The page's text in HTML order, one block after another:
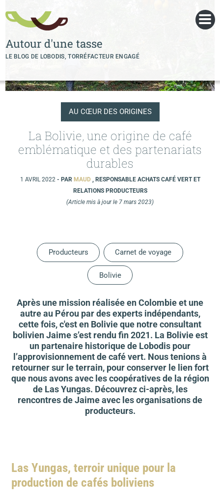
Autour d'une tasse
LE BLOG DE LOBODIS, TORRÉFACTEUR ENGAGÉ
AU CŒUR DES ORIGINES
La Bolivie, une origine de café
emblématique et des partenariats
durables
1 AVRIL 2022 - PAR MAUD , RESPONSABLE ACHATS CAFÉ VERT ET
RELATIONS PRODUCTEURS
(Article mis à jour le 7 mars 2023)
Producteurs Carnet de voyage
Bolivie
Après une mission réalisée en Colombie et une
autre au Pérou par des experts indépendants,
cette fois, c'est en Bolivie que notre consultant
bolivien Jaime s’est rendu fin 2021. La Bolivie est
un partenaire historique de Lobodis pour
l’approvisionnement de café vert. Nous tenions à
retourner sur le terrain, pour conserver le lien fort
que nous avons avec les coopératives de la région
de Las Yungas. Découvrez ci-après, les
rencontres de Jaime avec les organisations de
producteurs.
Las Yungas, terroir unique pour la
production de cafés boliviens